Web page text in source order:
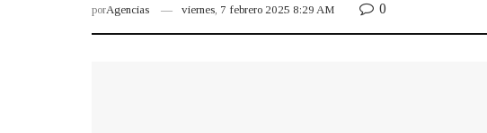
porAgencias viernes, 7 febrero 2025 8:29 AM 0